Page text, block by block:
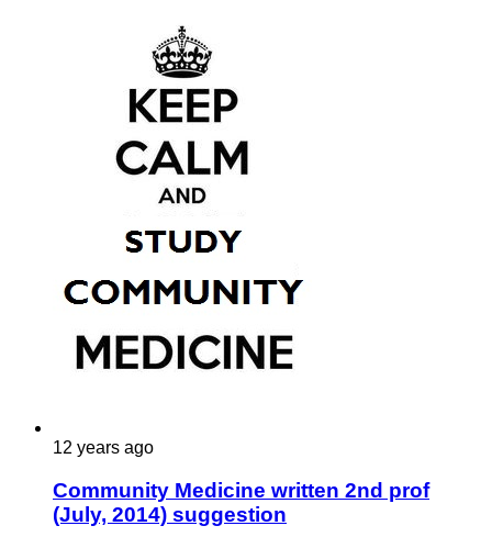
12 years ago
Community Medicine written 2nd prof
(July, 2014) suggestion